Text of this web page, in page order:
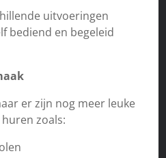
uitvoeringen
bediend en begeleid
er zijn nog meer leuke
zoals: